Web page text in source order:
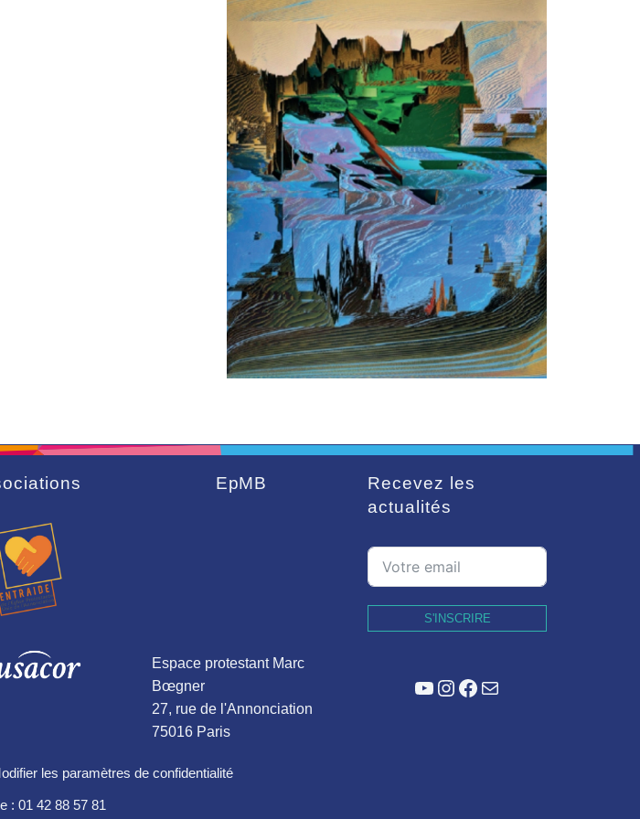
EpMB
Espace protestant Marc
Bœgner
27, rue de l'Annonciation
75016 Paris
Recevez les
actualités
S'INSCRIRE
YouTube
Instagram
Facebook
E-mail
les paramètres de confidentialité
: 01 42 88 57 81